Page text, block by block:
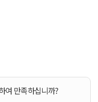
여 만족하십니까?